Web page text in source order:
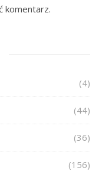
komentarz.
(4)
(44)
(36)
(156)